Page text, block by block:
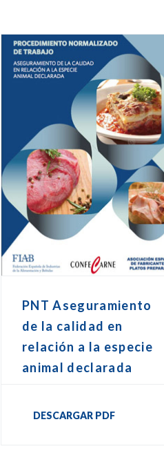
PNT Aseguramiento
de la calidad en
relación a la especie
animal declarada
DESCARGAR PDF